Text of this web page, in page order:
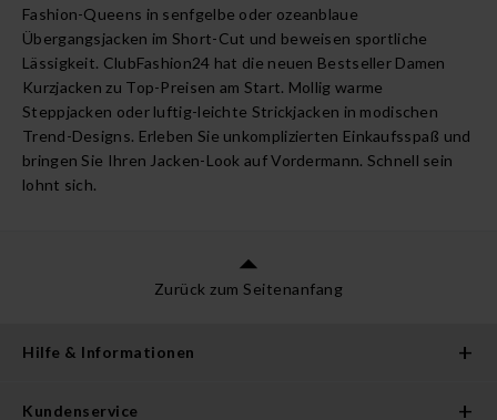
Fashion-Queens in senfgelbe oder ozeanblaue
Übergangsjacken im Short-Cut und beweisen sportliche
Lässigkeit. ClubFashion24 hat die neuen Bestseller Damen
Kurzjacken zu Top-Preisen am Start. Mollig warme
Steppjacken oder luftig-leichte Strickjacken in modischen
Trend-Designs. Erleben Sie unkomplizierten Einkaufsspaß und
bringen Sie Ihren Jacken-Look auf Vordermann. Schnell sein
lohnt sich.
Zurück zum Seitenanfang
Hilfe & Informationen
Kundenservice